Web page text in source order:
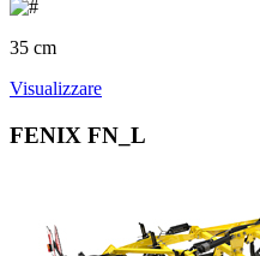
35 cm
Visualizzare
FENIX FN_L